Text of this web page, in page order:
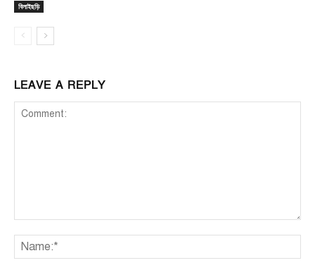
বিলাইছড়ি
LEAVE A REPLY